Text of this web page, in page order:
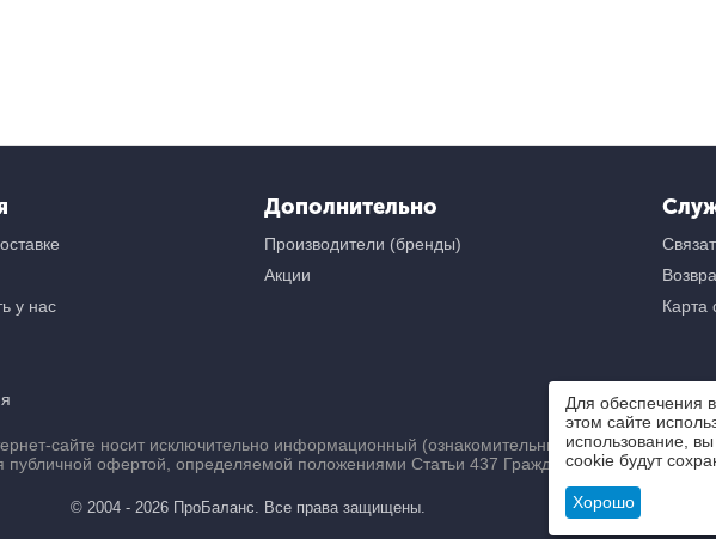
у нас
Дополнительно
Производители (бренды)
Акции
Карта
сайте носит исключительно информационный (ознакомительный) характер и ни
публичной офертой, определяемой положениями Статьи 437 Гражданского кодекса РФ.
© 2004 - 2026 ПроБаланс. Все права защищены.
Для обеспечения
этом сайте
использование,
cookie будут
Хорошо